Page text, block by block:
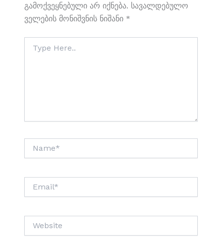
Გამოქვეყნებული Არ Იქნება. Სავალდებულო
Ველების Მონიშვნის Ნიშანი *
Here..